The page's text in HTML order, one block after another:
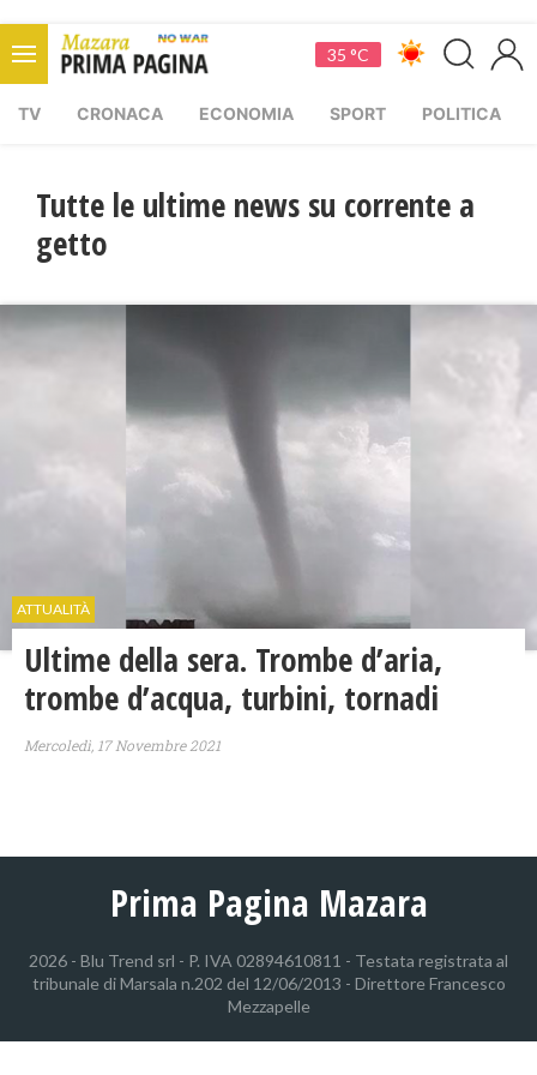
35 °C
TV CRONACA ECONOMIA SPORT POLITICA
Tutte le ultime news su corrente a
getto
ATTUALITÀ
​Ultime della sera. Trombe d’aria,
trombe d’acqua, turbini, tornadi
Mercoledì, 17 Novembre 2021
Prima Pagina Mazara
2026 - Blu Trend srl - P. IVA 02894610811 - Testata registrata al
tribunale di Marsala n.202 del 12/06/2013 - Direttore Francesco
Mezzapelle